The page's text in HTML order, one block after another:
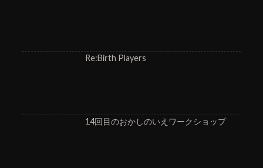
Re:Birth Players
14回目のおかしのいえワークショップ